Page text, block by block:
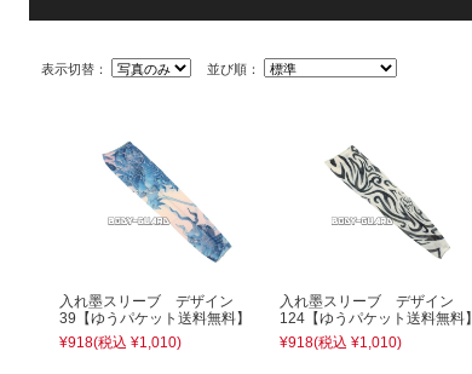
表示切替： 並び順：
入れ墨スリーブ デザイン
39【ゆうパケット送料無料】
¥918(税込 ¥1,010)
入れ墨スリーブ デザイン
124【ゆうパケット送料無料】
¥918(税込 ¥1,010)